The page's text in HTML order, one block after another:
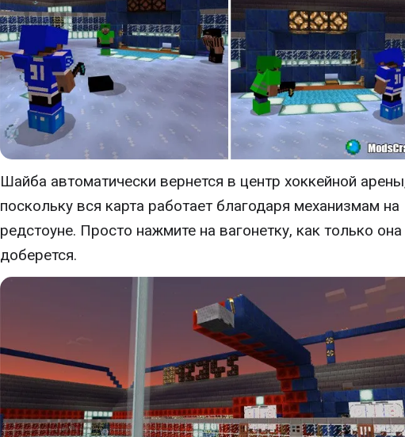
Шайба автоматически вернется в центр хоккейной
поскольку вся карта работает благодаря механизмам на
редстоуне. Просто нажмите на вагонетку, как только она
доберется.